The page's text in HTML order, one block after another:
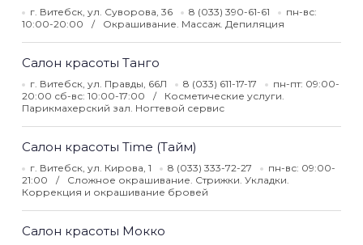
г. Витебск, ул. Суворова, 36 8 (033) 390-61-61
пн-вс:
10:00-20:00
Окрашивание. Массаж. Депиляция
Салон красоты Танго
г. Витебск, ул. Правды, 66Л 8 (033) 611-17-17
пн-пт: 09:00-
20:00 сб-вс: 10:00-17:00
Косметические услуги.
Парикмахерский зал. Ногтевой сервис
Салон красоты Time (Тайм)
г. Витебск, ул. Кирова, 1 8 (033) 333-72-27
пн-вс: 09:00-
21:00
Сложное окрашивание. Стрижки. Укладки.
Коррекция и окрашивание бровей
Салон красоты Мокко